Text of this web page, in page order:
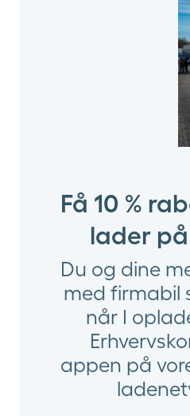
Få 10 %
lader
Du og dine
med firmabil
når I
appen på